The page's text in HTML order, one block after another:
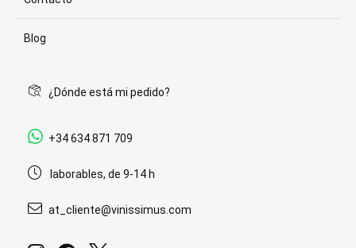
Blog
¿Dónde está mi pedido?
+34 634 871 709
laborables, de 9-14 h
at_cliente@vinissimus.com